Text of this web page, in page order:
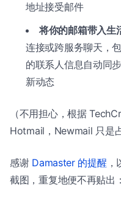
地址接受邮件
将你的邮箱带入生
连接或跨服务聊天，
的联系人信息自动同
新动态
（不用担心，根据
Hotmail，Newmail 只是
感谢 Damaster 的提醒
截图，重复地便不再贴出：